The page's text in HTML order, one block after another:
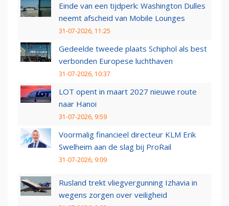
Einde van een tijdperk: Washington Dulles
neemt afscheid van Mobile Lounges
31-07-2026, 11:25
Gedeelde tweede plaats Schiphol als best
verbonden Europese luchthaven
31-07-2026, 10:37
LOT opent in maart 2027 nieuwe route
naar Hanoi
31-07-2026, 9:59
Voormalig financieel directeur KLM Erik
Swelheim aan de slag bij ProRail
31-07-2026, 9:09
Rusland trekt vliegvergunning Izhavia in
wegens zorgen over veiligheid